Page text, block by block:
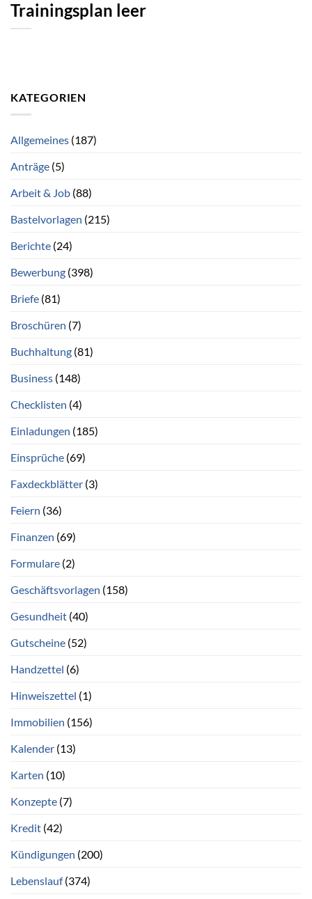
Trainingsplan leer
KATEGORIEN
Allgemeines (187)
Anträge (5)
Arbeit & Job (88)
Bastelvorlagen (215)
Berichte (24)
Bewerbung (398)
Briefe (81)
Broschüren (7)
Buchhaltung (81)
Business (148)
Checklisten (4)
Einladungen (185)
Einsprüche (69)
Faxdeckblätter (3)
Feiern (36)
Finanzen (69)
Formulare (2)
Geschäftsvorlagen (158)
Gesundheit (40)
Gutscheine (52)
Handzettel (6)
Hinweiszettel (1)
Immobilien (156)
Kalender (13)
Karten (10)
Konzepte (7)
Kredit (42)
Kündigungen (200)
Lebenslauf(374)